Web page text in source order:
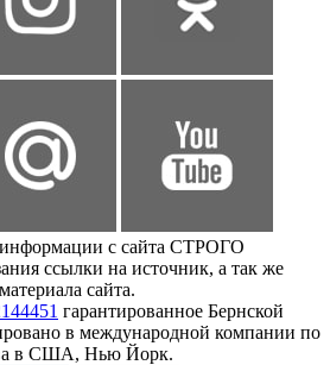
с сайта СТРОГО
ссылки на источник, а так же
сайта.
гарантированное Бернской
в международной компании по
в США, Нью Йорк.